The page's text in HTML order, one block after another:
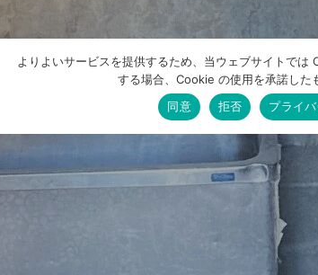
よりよいサービスを提供するため、当ウェブサイトで
する場合、Cookie の使用を承諾した
同意
拒否 プライ